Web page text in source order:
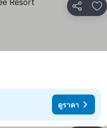
แชร์ เ
ดูราคา